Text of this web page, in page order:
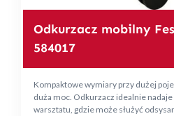
Odkurzacz mobilny
584017
Kompaktowe wymiary przy dużej
duża moc. Odkurzacz idealnie
warsztatu, gdzie może służyć